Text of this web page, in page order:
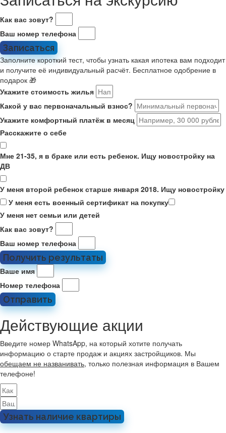
Как вас зовут?
Ваш номер телефона
Записаться
Заполните короткий тест, чтобы узнать какая ипотека вам подходит
и получите её индивидуальный расчёт. Бесплатное одобрение в
подарок 🎁
Укажите стоимость жилья
Какой у вас первоначальный взнос?
Укажите комфортный платёж в месяц
Расскажите о себе
Мне 21-35, я в браке или есть ребенок. Ищу новостройку на
ДВ
У меня второй ребенок старше января 2018. Ищу новостройку
У меня есть военный сертификат на покупку
У меня нет семьи или детей
Как вас зовут?
Ваш номер телефона
Получить результаты
Ваше имя
Номер телефона
Отправить
Действующие акции
Введите номер WhatsApp, на который хотите получать
информацию о старте продаж и акциях застройщиков. Мы
обещаем не названивать, только полезная информация в Вашем
телефоне!
Узнать наличие квартиры